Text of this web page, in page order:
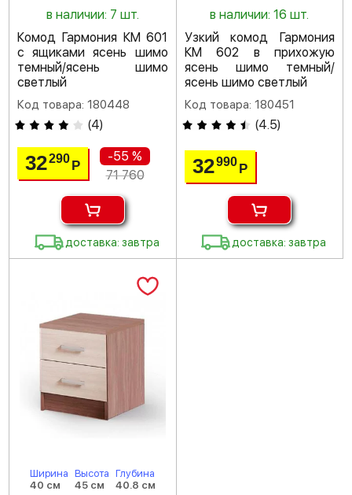
в наличии: 7 шт.
Комод Гармония КМ 601
с ящиками ясень шимо
темный/ясень шимо
светлый
Код товара: 180448
(4)
32290Р
-55 %
71 760
доставка: завтра
в наличии: 16 шт.
Узкий комод Гармония
КМ 602 в прихожую
ясень шимо темный/
ясень шимо светлый
Код товара: 180451
(4.5)
32990 Р
доставка: завтра
Ширина
40 см
Высота
45 см
Глубина
40.8 см